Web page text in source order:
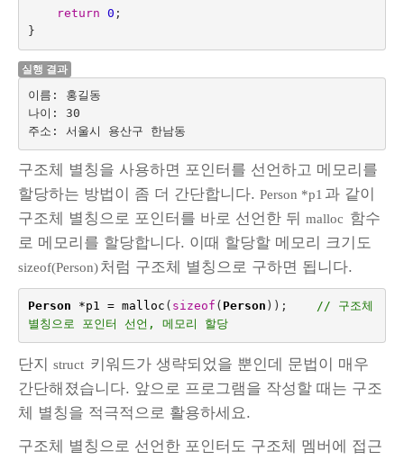
return 0 ;
}
실행 결과
이름: 홍길동
나이: 30
구조체 별칭을 사용하면 포인터를 선언하고 메모리를
할당하는 방법이 좀 더 간단합니다. Person *p1 과 같이
구조체 별칭으로 포인터를 바로 선언한 뒤 malloc 함수
로 메모리를 할당합니다. 이때 할당할 메모리 크기도
sizeof(Person)처럼 구조체 별칭으로 구하면 됩니다.
Person *p1 = malloc ( sizeof ( Person ));
// 구조체
별칭으로 포인터 선언, 메모리 할당
단지 struct 키워드가 생략되었을 뿐인데 문법이 매우
간단해졌습니다. 앞으로 프로그램을 작성할 때는 구조
체 별칭을 적극적으로 활용하세요.
구조체 별칭으로 선언한 포인터도 구조체 멤버에 접근